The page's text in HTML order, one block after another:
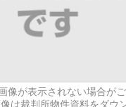
像が表示されない場合が
は裁判所物件資料をダウ